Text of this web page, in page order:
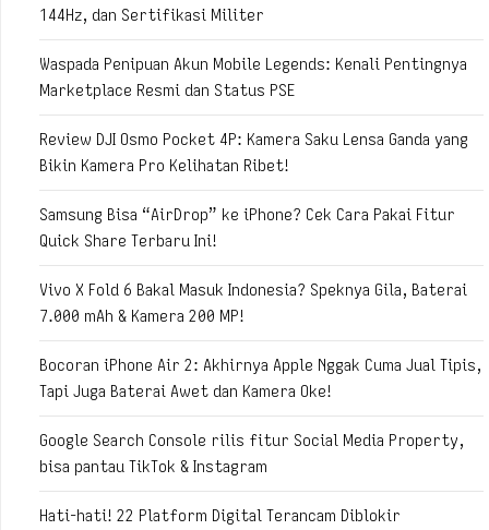
144Hz, dan Sertifikasi Militer
Waspada Penipuan Akun Mobile Legends: Kenali Pentingnya
Marketplace Resmi dan Status PSE
Review DJI Osmo Pocket 4P: Kamera Saku Lensa Ganda yang
Bikin Kamera Pro Kelihatan Ribet!
Samsung Bisa “AirDrop” ke iPhone? Cek Cara Pakai Fitur
Quick Share Terbaru Ini!
Vivo X Fold 6 Bakal Masuk Indonesia? Speknya Gila, Baterai
7.000 mAh & Kamera 200 MP!
Bocoran iPhone Air 2: Akhirnya Apple Nggak Cuma Jual Tipis,
Tapi Juga Baterai Awet dan Kamera Oke!
Google Search Console rilis fitur Social Media Property,
bisa pantau TikTok & Instagram
Hati-hati! 22 Platform Digital Terancam Diblokir